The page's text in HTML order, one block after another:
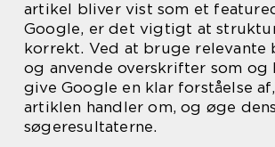
artikel bliver vist som et
Google, er det vigtigt at
korrekt. Ved at bruge relevante
og anvende overskrifter som og
give Google en klar forståelse
artiklen handler om, og øge
søgeresultaterne.